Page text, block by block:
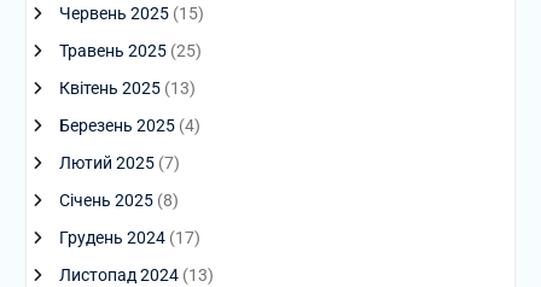
Червень 2025(15)
Травень 2025(25)
Квітень 2025(13)
Березень 2025(4)
Лютий 2025(7)
Січень 2025(8)
Грудень 2024(17)
Листопад 2024(13)